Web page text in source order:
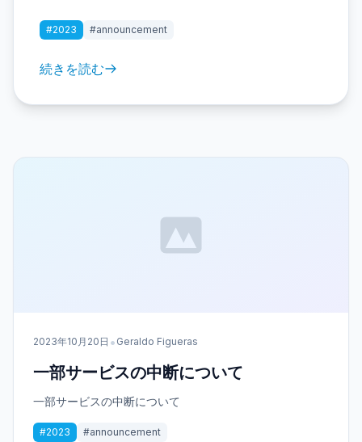
#2023 #announcement
続きを読む
2023年10月20日 • Geraldo Figueras
一部サービスの中断について
一部サービスの中断について
#2023 #announcement